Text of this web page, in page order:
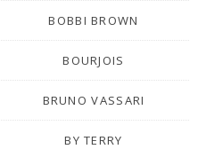
BOBBI BROWN
BOURJOIS
BRUNO VASSARI
BY TERRY